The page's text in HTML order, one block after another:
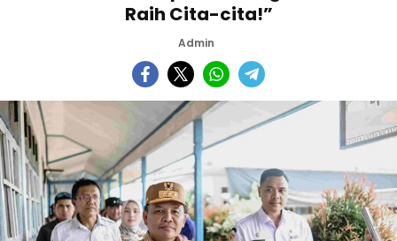
Raih Cita-cita!”
Admin